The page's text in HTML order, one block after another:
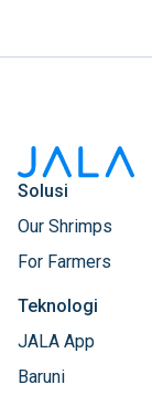
Solusi
Our Shrimps
For Farmers
Teknologi
JALA App
Baruni